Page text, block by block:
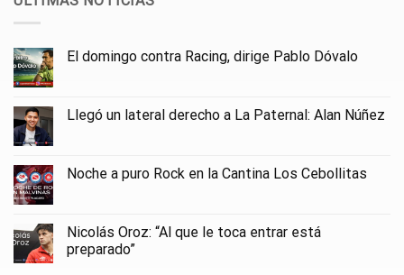
El domingo contra Racing, dirige Pablo Dóvalo
Llegó un lateral derecho a La Paternal: Alan Núñez
Noche a puro Rock en la Cantina Los Cebollitas
Nicolás Oroz: “Al que le toca entrar está
preparado”